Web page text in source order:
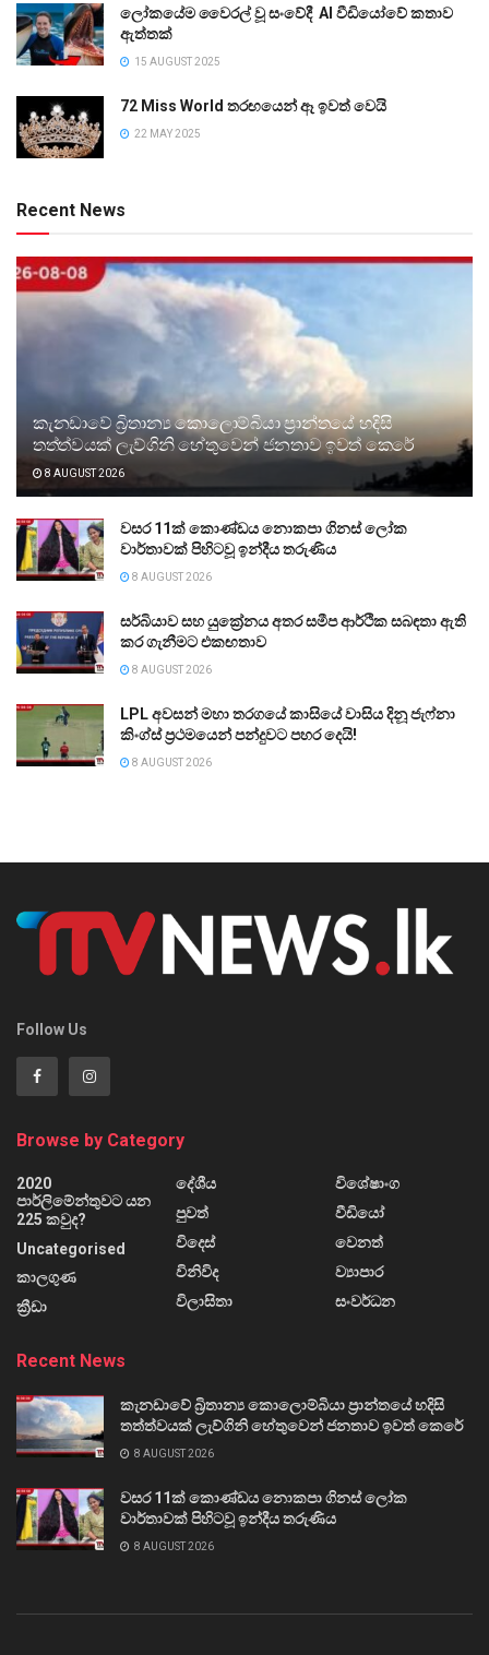
ලෝකයේම වෛරල් වූ සංවේදී AI වීඩියෝවේ කතාව
ඇත්තක්
15 AUGUST 2025
72 Miss World තරඟයෙන් ඈ ඉවත් වෙයි
22 MAY 2025
Recent News
කැනඩාවේ බ්‍රිතාන්‍ය කොලොම්බියා ප්‍රාන්තයේ හදිසි
තත්ත්වයක් ලැව්ගිනි හේතුවෙන් ජනතාව ඉවත් කෙරේ
8 AUGUST 2026
වසර 11ක් කොණ්ඩය නොකපා ගිනස් ලෝක
වාර්තාවක් පිහිටවූ ඉන්දීය තරුණිය
8 AUGUST 2026
සර්බියාව සහ යුක්‍රේනය අතර සමීප ආර්ථික සබඳතා ඇති
කර ගැනීමට එකඟතාව
8 AUGUST 2026
LPL අවසන් මහා තරගයේ කාසියේ වාසිය දිනූ ජැෆ්නා
කිංග්ස් ප්‍රථමයෙන් පන්දුවට පහර දෙයි!
8 AUGUST 2026
Follow Us
Browse by Category
2020
පාර්ලිමේන්තුවට යන
225 කවුද?
Uncategorised
කාලගුණ
ක්‍රීඩා
දේශීය
පුවත්
විදෙස්
විනිවිද
විලාසිතා
විශේෂාංග
වීඩියෝ
වෙනත්
ව්‍යාපාර
සංවර්ධන
Recent News
කැනඩාවේ බ්‍රිතාන්‍ය කොලොම්බියා ප්‍රාන්තයේ හදිසි
තත්ත්වයක් ලැව්ගිනි හේතුවෙන් ජනතාව ඉවත් කෙරේ
8 AUGUST 2026
වසර 11ක් කොණ්ඩය නොකපා ගිනස් ලෝක
වාර්තාවක් පිහිටවූ ඉන්දීය තරුණිය
8 AUGUST 2026